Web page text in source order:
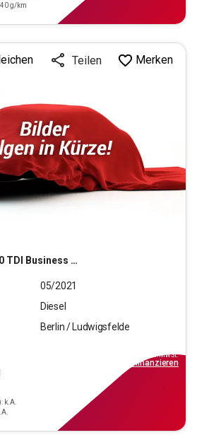
g/km
(EURO 6d)
Teilen Merken
05/2021
Diesel
Berlin / Ludwigsfelde
k.A.
inkl.MwSt.
finanzieren